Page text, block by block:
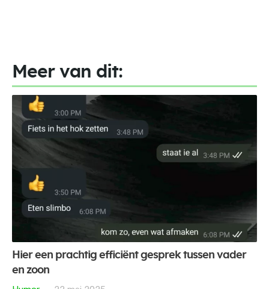
Meer van dit:
Hier een prachtig efficiënt gesprek tussen vader
en zoon